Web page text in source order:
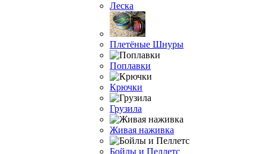
Леска
Плетёные Шнуры
Поплавки
Крючки
Грузила
Живая наживка
Бойлы и Пеллетс